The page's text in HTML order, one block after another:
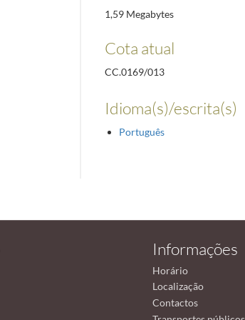
1,59 Megabytes
Cota atual
CC.0169/013
Idioma(s)/escrita(s)
Português
Informações
Horário
Localização
Contactos